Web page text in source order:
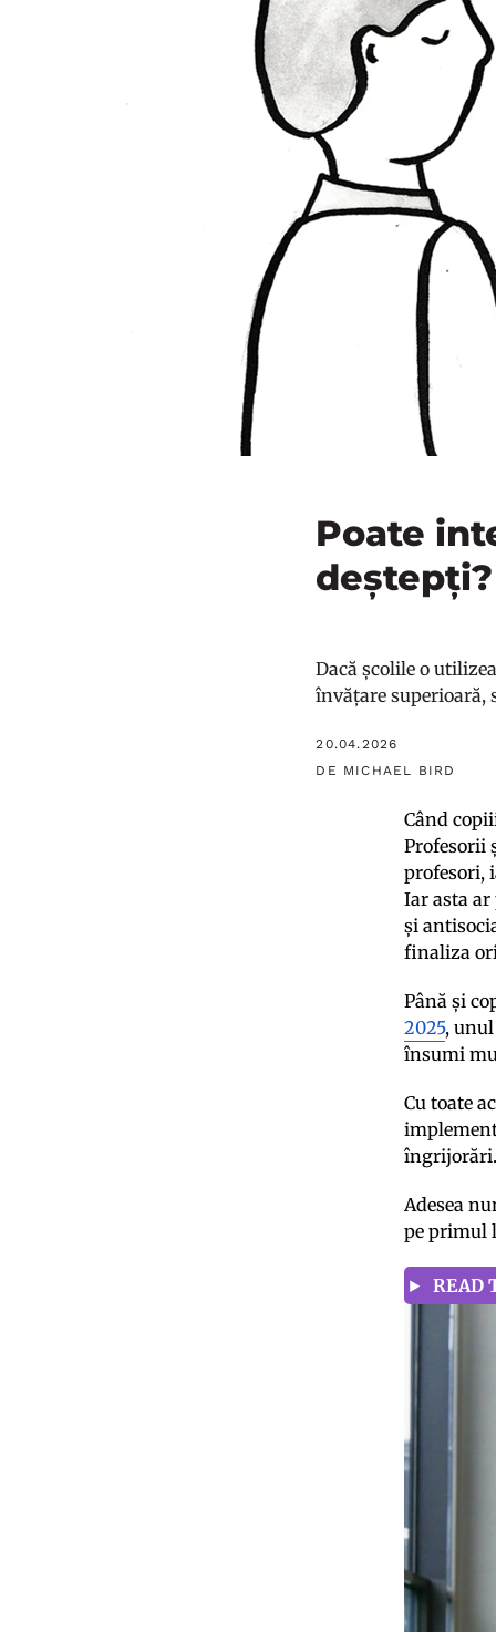
Poate
deștepți?
Dacă școlile o
învățare
20.04.2026
DE MICHAEL BIRD
Când
Profesorii
profesori,
Iar asta
și
finaliza
Până și
2025,
însumi
Cu toate
Adesea
pe primul
READ